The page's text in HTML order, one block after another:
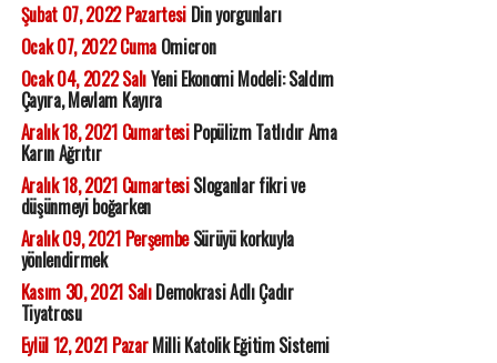
Şubat 07, 2022 PazartesiDin yorgunları
Ocak 07, 2022 CumaOmicron
Ocak 04, 2022 SalıYeni Ekonomi Modeli: Saldım
Çayıra, Mevlam Kayıra
Aralık 18, 2021 CumartesiPopülizm Tatlıdır Ama
Karın Ağrıtır
Aralık 18, 2021 CumartesiSloganlar fikri ve
düşünmeyi boğarken
Aralık 09, 2021 PerşembeSürüyü korkuyla
yönlendirmek
Kasım 30, 2021 SalıDemokrasi Adlı Çadır
Tiyatrosu
Eylül 12, 2021 PazarMilli Katolik Eğitim Sistemi